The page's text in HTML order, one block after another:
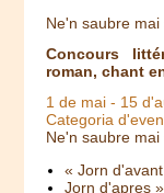
Ne'n saubre mai
Concours
roman, chant
1 de mai - 15
Categoria
Ne'n saubre mai
« Jorn d'avant
Jorn d'apres »